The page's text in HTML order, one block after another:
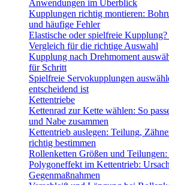
Anwendungen im Überblick
Kupplungen richtig montieren:
und häufige Fehler
Elastische oder spielfreie
Vergleich für die richtige Auswahl
Kupplung nach Drehmoment
für Schritt
Spielfreie Servokupplungen
entscheidend ist
Kettentriebe
Kettenrad zur Kette wählen: So
und Nabe zusammen
Kettentrieb auslegen: Teilung,
richtig bestimmen
Rollenketten Größen und Teilungen:
Polygoneffekt im Kettentrieb:
Gegenmaßnahmen